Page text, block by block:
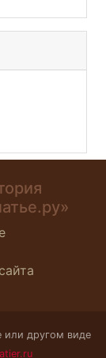
или другом виде